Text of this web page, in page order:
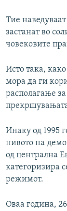
Тие
застанат во
човековите
Исто така,
мора да ги
располагање
Инаку од 1995
нивото на
од централна
категоризира
режимот.
Оваа година,